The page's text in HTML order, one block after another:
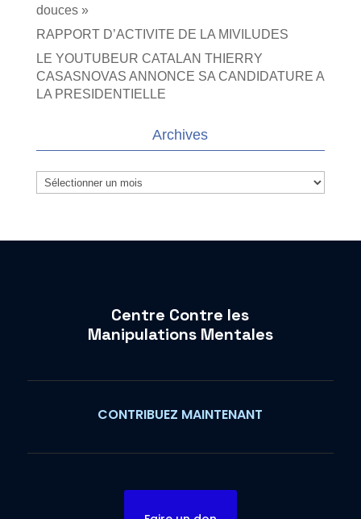
douces »
RAPPORT D’ACTIVITE DE LA MIVILUDES
LE YOUTUBEUR CATALAN THIERRY
CASASNOVAS ANNONCE SA CANDIDATURE A
LA PRESIDENTIELLE
Archives
Archives
Centre Contre les
Manipulations Mentales
CONTRIBUEZ MAINTENANT